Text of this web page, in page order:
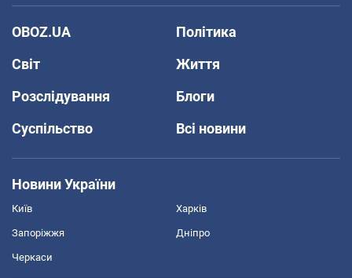
OBOZ.UA
Політика
Світ
Життя
Розслідування
Блоги
Суспільство
Всі новини
Новини України
Київ Харків
Запоріжжя Дніпро
Черкаси